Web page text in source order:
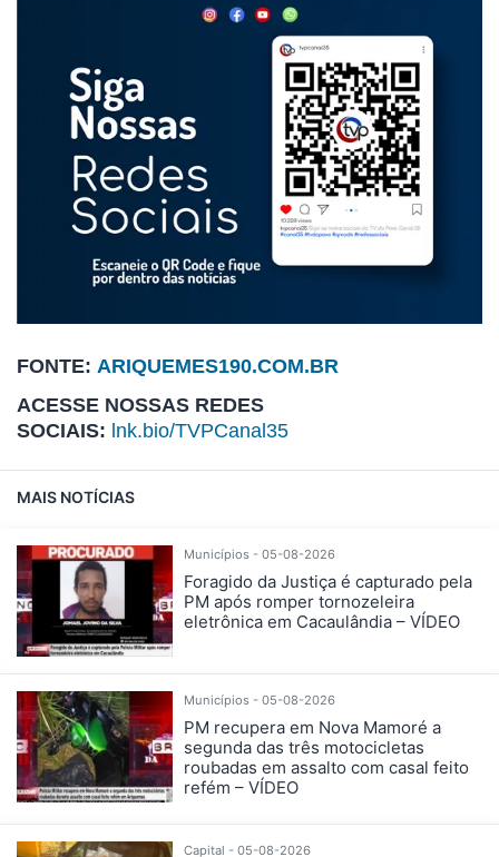
FONTE: ARIQUEMES190.COM.BR
ACESSE NOSSAS REDES
SOCIAIS: lnk.bio/TVPCanal35
MAIS NOTÍCIAS
Municípios - 05-08-2026
Foragido da Justiça é capturado pela
PM após romper tornozeleira
eletrônica em Cacaulândia – VÍDEO
Municípios - 05-08-2026
PM recupera em Nova Mamoré a
segunda das três motocicletas
roubadas em assalto com casal feito
refém – VÍDEO
Capital - 05-08-2026